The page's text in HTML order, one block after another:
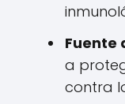
Fuente
a
contra